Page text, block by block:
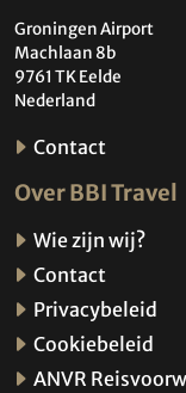
Groningen Airport
Machlaan 8b
9761 TK Eelde
Nederland
Contact
Over BBI Travel
Wie zijn wij?
Contact
Privacybeleid
Cookiebeleid
ANVR